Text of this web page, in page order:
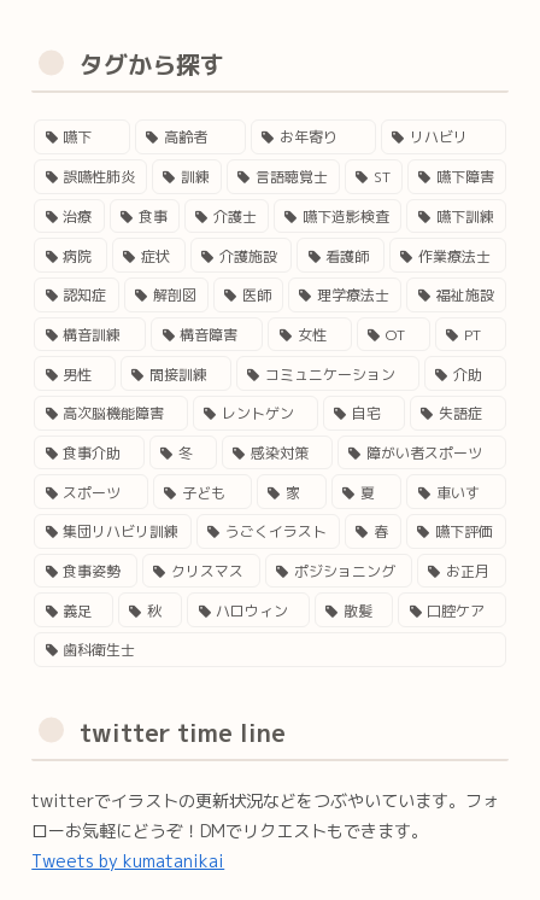
タグから探す
嚥下 高齢者 お年寄り
リハビリ
誤嚥性肺炎
訓練 言語聴覚士 ST
嚥下障害
治療
食事 介護士 嚥下造影検査
嚥下訓練
病院
症状 介護施設 看護師
作業療法士
認知症
解剖図 医師 理学療法士
福祉施設
構音訓練
構音障害 女性 OT
PT
男性
間接訓練 コミュニケーション
介助
高次脳機能障害
レントゲン 自宅
失語症
食事介助
冬 感染対策
障がい者スポーツ
スポーツ
子ども 家 夏
車いす
集団リハビリ訓練
うごくイラスト 春
嚥下評価
食事姿勢
クリスマス ポジショニング
お正月
義足
秋 ハロウィン 散髪
口腔ケア
歯科衛生士
twitter time line
twitterでイラストの更新状況などをつぶやいています。フォ
ローお気軽にどうぞ！DMでリクエストもできます。
Tweets by kumatanikai